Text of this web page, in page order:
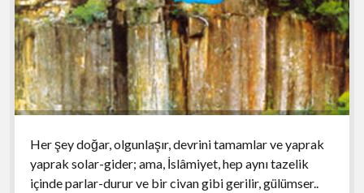
Her şey doğar, olgunlaşır, devrini tamamlar ve yaprak
yaprak solar-gider; ama, İslâmiyet, hep aynı tazelik
içinde parlar-durur ve bir civan gibi gerilir, gülümser..